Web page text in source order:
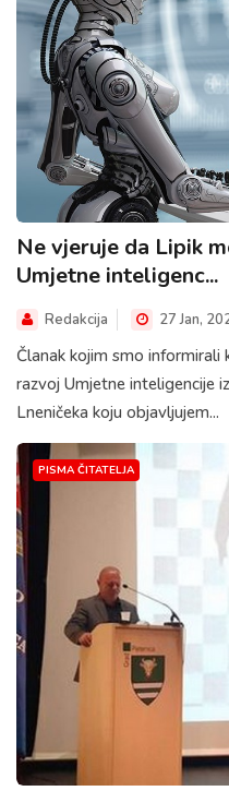
Ne vjeruje da Lipik
Umjetne inteligenc...
Redakcija 27 Jan,
Članak kojim smo informirali
razvoj Umjetne inteligencije
Lneničeka koju objavljujem...
PISMA ČITATELJA